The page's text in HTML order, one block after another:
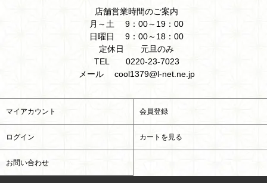
店舗営業時間のご案内
月～土 9：00～19：00
日曜日 9：00～18：00
定休日 元旦のみ
TEL 0220-23-7023
メール cool1379@l-net.ne.jp
マイアカウント 会員登録
ログイン カートを見る
お問い合わせ